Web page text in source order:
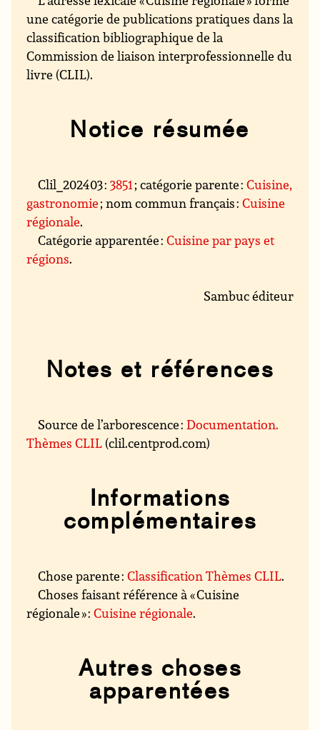
une catégorie de publications pratiques dans la
classification bibliographique de la
Commission de liaison interprofessionnelle du
livre (CLIL).
Notice résumée
Clil_202403 :3851 ; catégorie parente :Cuisine,
gastronomie; nom commun français :Cuisine
régionale.
Catégorie apparentée :Cuisine par pays et
régions.
Sambuc éditeur
Notes et références
Source de l’arborescence :Documentation.
Thèmes CLIL (clil.centprod.com)
Informations
complémentaires
Chose parente :Classification Thèmes CLIL.
Choses faisant référence à « Cuisine
régionale » :Cuisine régionale.
Autres choses
apparentées